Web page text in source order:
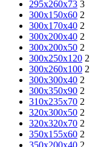
295x260x73 3
300x150x60 2
300x170x40 2
300x200x40 2
300x200x50 2
300x250x120 2
300x260x100 2
300x300x40 2
300x350x90 2
310x235x70 2
320x300x50 2
320x320x70 2
350x155x60 2
350x200x40 2